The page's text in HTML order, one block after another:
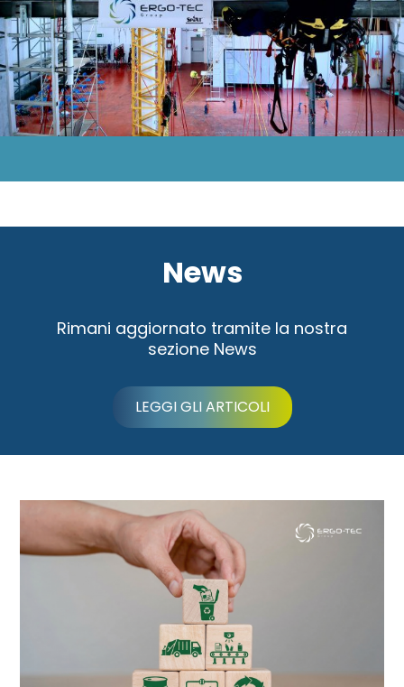
News
Rimani aggiornato tramite la nostra
sezione News
LEGGI GLI ARTICOLI